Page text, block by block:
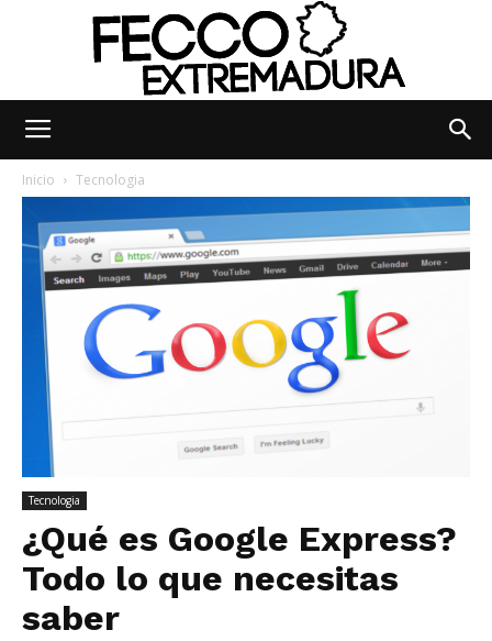
Digital
Extremadura
Inicio Tecnologia
Tecnologia
¿Qué es Google Express?
Todo lo que necesitas
saber